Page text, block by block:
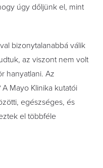
úgy dőljünk el, mint
bizonytalanabbá válik
az viszont nem volt
hanyatlani. Az
Mayo Klinika kutatói
egészséges, és
el többféle